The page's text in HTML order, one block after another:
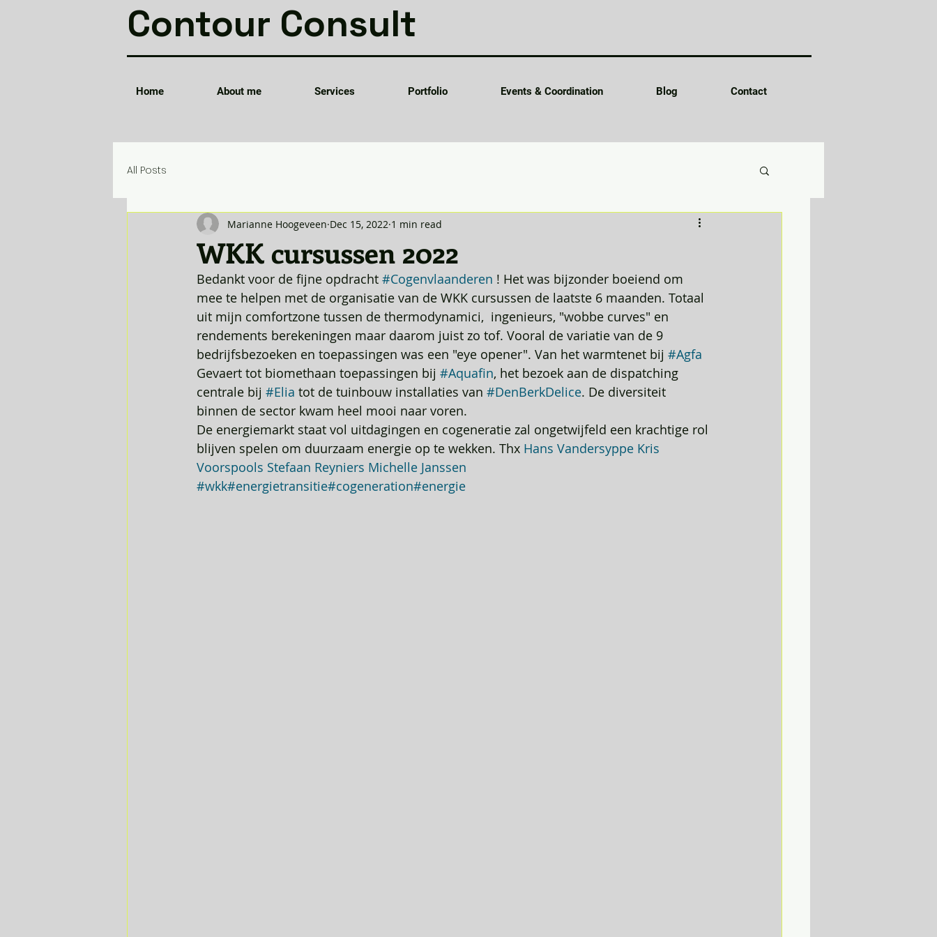
Contour Consult
Home About me Services Portfolio Events & Coordination Blog Contact
All Posts
WKK cursussen 2022
Marianne Hoogeveen Dec 15, 2022 1 min read
Bedankt voor de fijne opdracht #Cogenvlaanderen ! Het was bijzonder boeiend om
mee te helpen met de organisatie van de WKK cursussen de laatste 6 maanden. Totaal
uit mijn comfortzone tussen de thermodynamici,  ingenieurs, "wobbe curves" en
rendements berekeningen maar daarom juist zo tof. Vooral de variatie van de 9
bedrijfsbezoeken en toepassingen was een "eye opener". Van het warmtenet bij #Agfa
Gevaert tot biomethaan toepassingen bij #Aquafin, het bezoek aan de dispatching
centrale bij #Elia tot de tuinbouw installaties van #DenBerkDelice. De diversiteit
binnen de sector kwam heel mooi naar voren.
De energiemarkt staat vol uitdagingen en cogeneratie zal ongetwijfeld een krachtige rol
blijven spelen om duurzaam energie op te wekken. Thx Hans Vandersyppe Kris
Voorspools Stefaan Reyniers Michelle Janssen
#wkk#energietransitie#cogeneration#energie